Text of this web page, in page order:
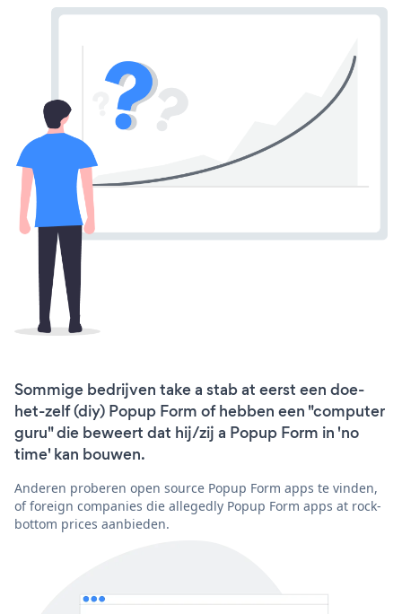
Sommige bedrijven take a stab at eerst een doe-
het-zelf (diy) Popup Form of hebben een "computer
guru" die beweert dat hij/zij a Popup Form in 'no
time' kan bouwen.
Anderen proberen open source Popup Form apps te vinden,
of foreign companies die allegedly Popup Form apps at rock-
bottom prices aanbieden.